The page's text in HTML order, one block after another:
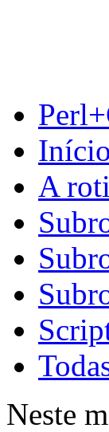
A
Neste